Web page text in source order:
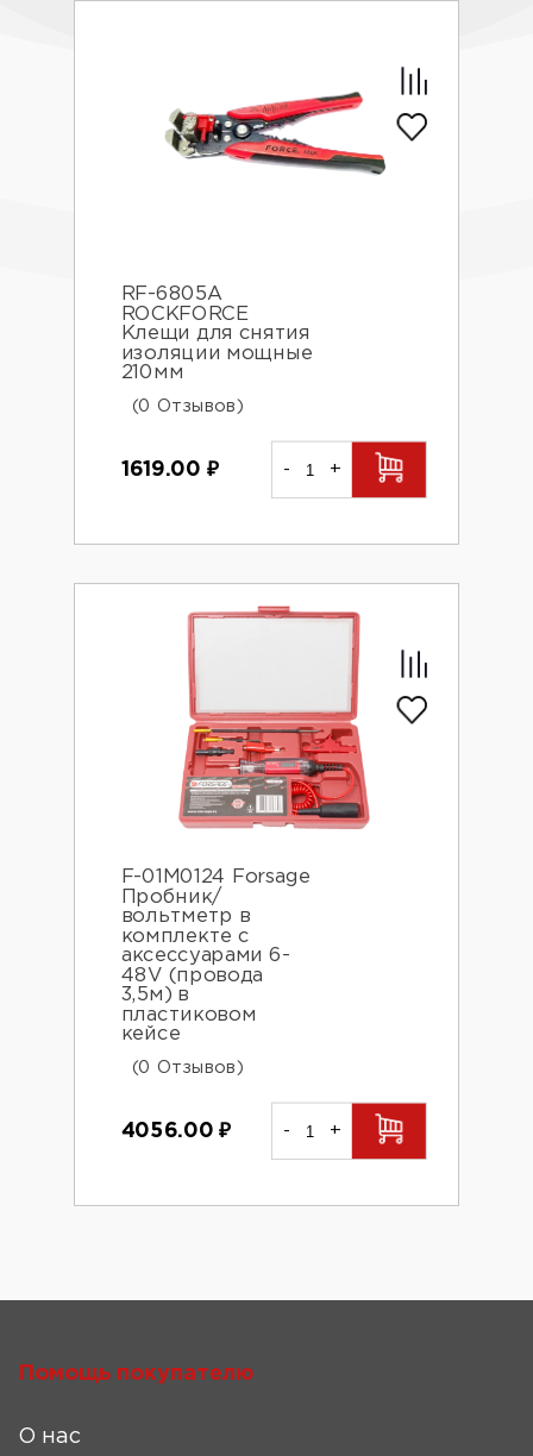
RF-6805A
ROCKFORCE
Клещи для снятия
изоляции мощные
210мм
(0 Отзывов)
1619.00 ₽ - +
F-01M0124 Forsage
Пробник/
вольтметр в
комплекте с
аксессуарами 6-
48V (провода
3,5м) в
пластиковом
кейсе
(0 Отзывов)
4056.00₽ - +
Помощь покупателю
О нас